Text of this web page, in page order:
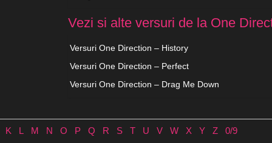
Vezi si alte versuri de la One
Versuri One Direction – History
Versuri One Direction – Perfect
Versuri One Direction – Drag Me Down
K L M N O P Q R S T U V W X Y Z 0/9